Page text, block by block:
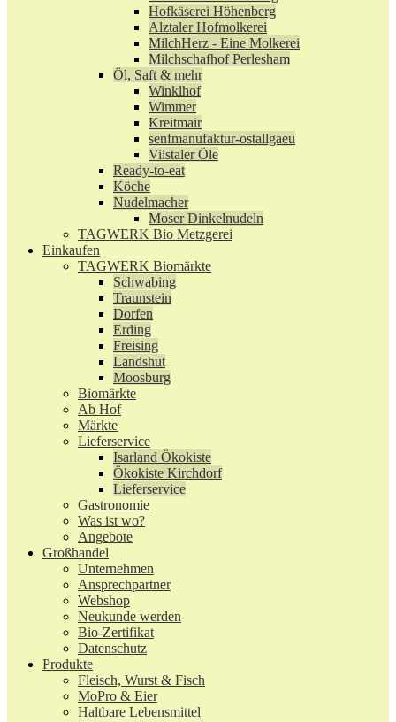
Hofkäserei Höhenberg
Alztaler Hofmolkerei
MilchHerz - Eine Molkerei
Milchschafhof Perlesham
Öl, Saft & mehr
Winklhof
Wimmer
Kreitmair
senfmanufaktur-ostallgaeu
Vilstaler Öle
Ready-to-eat
Köche
Nudelmacher
Moser Dinkelnudeln
TAGWERK Bio Metzgerei
Einkaufen
TAGWERK Biomärkte
Schwabing
Traunstein
Dorfen
Erding
Freising
Landshut
Moosburg
Biomärkte
Ab Hof
Märkte
Lieferservice
Isarland Ökokiste
Ökokiste Kirchdorf
Lieferservice
Gastronomie
Was ist wo?
Angebote
Großhandel
Unternehmen
Ansprechpartner
Webshop
Neukunde werden
Bio-Zertifikat
Datenschutz
Produkte
Fleisch, Wurst & Fisch
MoPro & Eier
Haltbare Lebensmittel